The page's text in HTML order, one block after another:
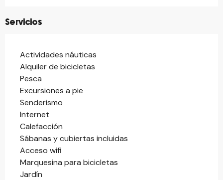
Servicios
Actividades náuticas
Alquiler de bicicletas
Pesca
Excursiones a pie
Senderismo
Internet
Calefacción
Sábanas y cubiertas incluidas
Acceso wifi
Marquesina para bicicletas
Jardín